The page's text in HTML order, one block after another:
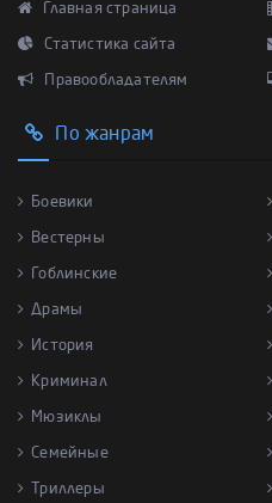
Главная страница
Статистика сайта
Правообладателям
По жанрам
Боевики
Вестерны
Гоблинские
Драмы
История
Криминал
Мюзиклы
Семейные
Триллеры